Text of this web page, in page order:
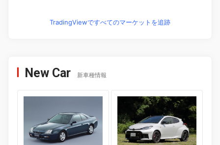
TradingViewですべてのマーケットを追跡
New Car 新車種情報